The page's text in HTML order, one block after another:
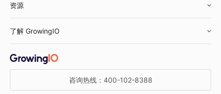
鞋服行业
汽车行业
金融行业
智能运营
获客分析
资源
增长公开课
增长博客
了解 GrowingIO
关于 GrowingIO
增长大会
咨询热线： 400-102-8388